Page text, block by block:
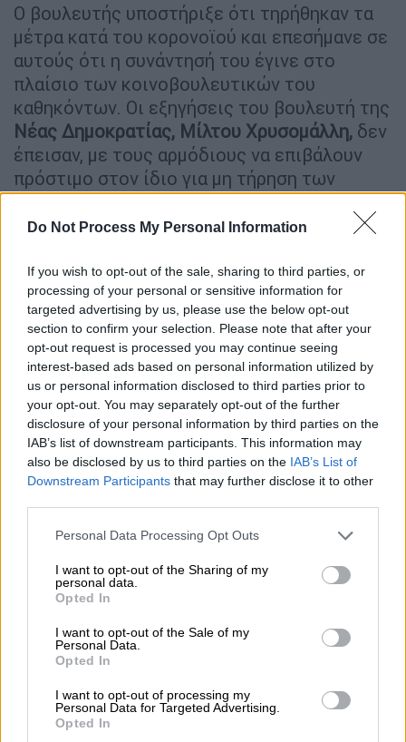
Do Not Process My Personal Information
If you wish to opt-out of the sale, sharing to third parties, or
processing of your personal or sensitive information for
targeted advertising by us, please use the below opt-out
section to confirm your selection. Please note that after your
opt-out request is processed you may continue seeing
interest-based ads based on personal information utilized by
us or personal information disclosed to third parties prior to
your opt-out. You may separately opt-out of the further
disclosure of your personal information by third parties on the
IAB’s list of downstream participants. This information may
also be disclosed by us to third parties on the IAB’s List of
Downstream Participants that may further disclose it to other
Please note that this website/app uses one or more Google
not limited to your visit or usage behaviour. You may click to
grant or deny consent to Google and its third-party tags to
use your data for below specified purposes in below Google
consent section.
Personal Data Processing Opt Outs
I want to opt-out of the Sharing of my
personal data.
Opted In
I want to opt-out of the Sale of my
Personal Data.
Opted In
I want to opt-out of processing my
Personal Data for Targeted Advertising.
Opted In
Ο βουλευτής υποστήριξε ότι τηρήθηκαν τα
μέτρα κατά του κορονοϊού και επεσήμανε σε
αυτούς ότι η συνάντησή του έγινε στο
πλαίσιο των κοινοβουλευτικών του
καθηκόντων. Οι εξηγήσεις του βουλευτή της
Nέας Δημοκρατίας, Μίλτου Χρυσομάλλη, δεν
έπεισαν, με τους αρμόδιους να επιβάλουν
πρόστιμο στον ίδιο για μη τήρηση των
μέτρων.
Πάντως, ο βουλευτήςθα πληρώσει το
πρόστιμο, αλλά επιμένει ότι δεν παραβίασε
τανέα μέτραπου επέβαλε η κυβέρνηση για
την προστασία από τονκορονοϊό.
Σύμφωνα με τον γραμματέα της ΚΟ της Νέας
Δημοκρατίας, Γιάννη Μπούγα, κατά τη
διάρκεια ελέγχου για την εφαρμογή των
περιοριστικών μέτρων προστασίας από την
πανδημία, την 3η Μαρτίου 2021, παραβίασε
τα μέτρα. Ο κ.Χρυσομάλληςυποστηρίζει
πως τηρεί με συνέπεια τα μέτρα για την
το βράδυ της Τετάρτης, λίγο μετά τις 9, είχε
συνάντηση με δημοσιογράφο για δουλειά σε
ξενοδοχείο, το οποίο λειτουργεί νόμιμα.
Διαβάστε επίσης: Βουλευτής Νέας
Δημοκρατίας «έσπασε» τα μέτρα: Η
Στο ξενοδοχείο έφτασε για έλεγχο μεικτό